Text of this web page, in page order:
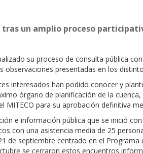
un amplio proceso
su proceso de consulta pública
presentadas en los
interesados han podido conocer y
órgano de planificación de la
para su aprobación definitiva
e información pública que se inició
con una asistencia media de 25
septiembre centrado en el
se cerraron estos encuentros